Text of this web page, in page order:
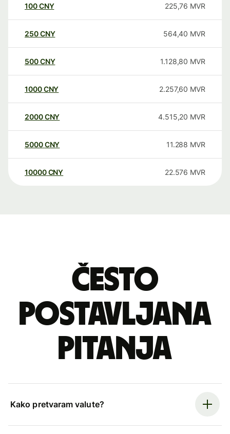
100CNY 225,76 MVR
250CNY 564,40 MVR
500CNY 1.128,80 MVR
1000CNY 2.257,60 MVR
2000CNY 4.515,20 MVR
5000CNY 11.288 MVR
10000 CNY 22.576 MVR
Često
postavljana
pitanja
Kako pretvaram valute?